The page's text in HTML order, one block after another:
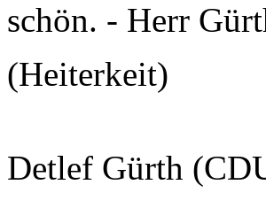
schön. - Herr
(Heiterkeit)
Detlef Gürth